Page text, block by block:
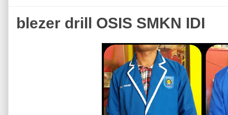
blezer drill OSIS SMKN IDI